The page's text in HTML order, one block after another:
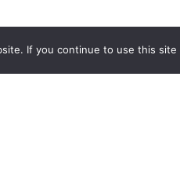
If you continue to use this